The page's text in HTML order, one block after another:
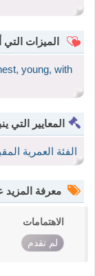
الميزات
young, with
المعايير التي
الفئة العمرية
معرفة
الاهتمامات
لم تقدم